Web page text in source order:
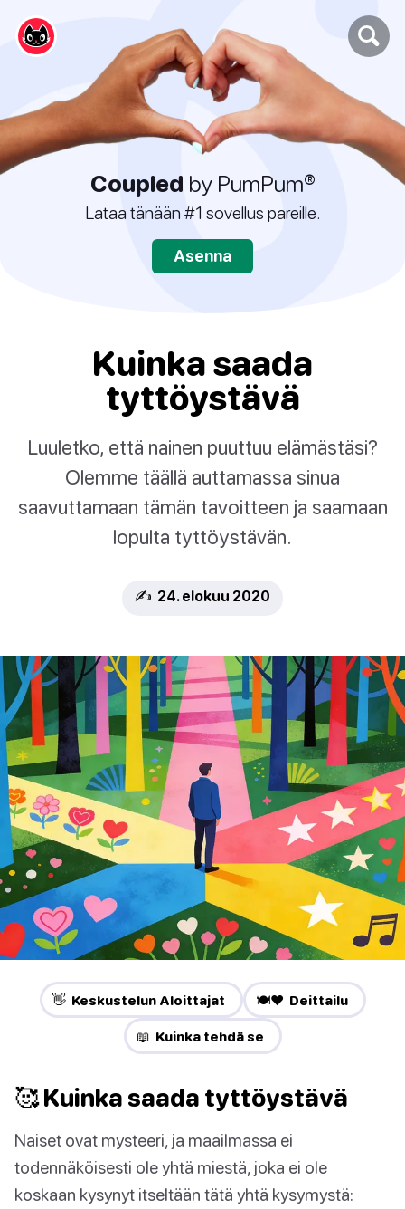
Coupled by PumPum®
Lataa tänään #1 sovellus pareille.
Asenna
Kuinka saada
tyttöystävä
Luuletko, että nainen puuttuu elämästäsi?
Olemme täällä auttamassa sinua
saavuttamaan tämän tavoitteen ja saamaan
lopulta tyttöystävän.
✍️ 24. elokuu 2020
👋 Keskustelun Aloittajat 🍽️❤️ Deittailu
📖 Kuinka tehdä se
🥰 Kuinka saada tyttöystävä
Naiset ovat mysteeri, ja maailmassa ei
todennäköisesti ole yhtä miestä, joka ei ole
koskaan kysynyt itseltään tätä yhtä kysymystä: